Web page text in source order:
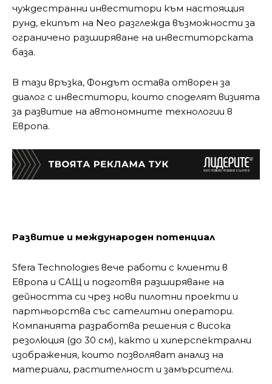
чуждестранни инвеститори към настоящия
рунд, екипът на Neo разглежда възможности за
ограничено разширяване на инвеститорската
база.
В тази връзка, Фондът остава отворен за
диалог с инвеститори, които споделят визията
за развитие на автономните технологии в
Европа.
Развитие и международен потенциал
Sfera Technologies вече работи с клиенти в
Европа и САЩ и подготвя разширяване на
дейността си чрез нови пилотни проекти и
партньорства със сателитни оператори.
Компанията разработва решения с висока
резолюция (до 30 см), както и хиперспектрални
изображения, които позволяват анализ на
материали, растителност и замърсители.